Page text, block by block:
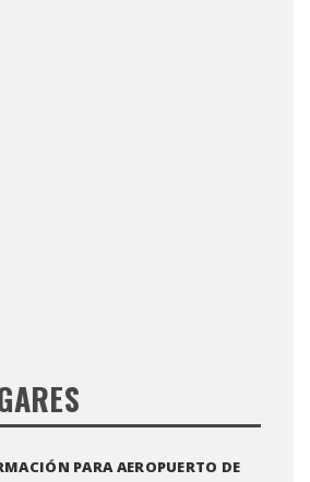
PARA AEROPUERTO DE